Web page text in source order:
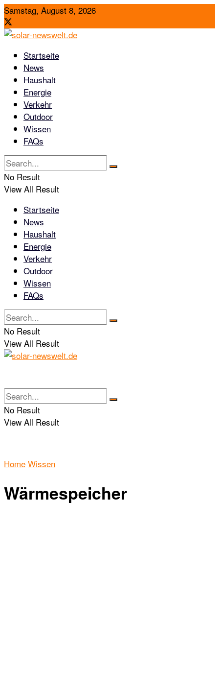
Samstag, August 8, 2026
Startseite
News
Haushalt
Energie
Verkehr
Outdoor
Wissen
FAQs
No Result
View All Result
Startseite
News
Haushalt
Energie
Verkehr
Outdoor
Wissen
FAQs
No Result
View All Result
No Result
View All Result
Home Wissen
Wärmespeicher